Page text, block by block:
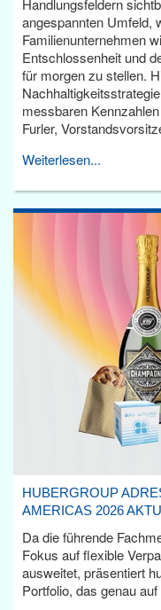
Handlungsfeldern
angespannten Umfeld,
Familienunternehmen
Entschlossenheit und
für morgen zu stellen.
messbaren
Furler,
Weiterlesen...
HUBERGROUP
AMERICAS 2026
Da die führende
Fokus auf flexible
ausweitet, präsentiert
Portfolio, das genau